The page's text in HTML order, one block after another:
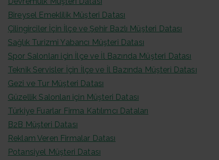
Bireysel Emeklilik Müşteri Datası
Çilingirciler İçin İlçe ve Şehir Bazlı Müşteri Datası
Sağlık Turizmi Yabancı Müşteri Datası
Spor Salonları için İlçe ve İl Bazında Müşteri Datası
Teknik Servisler İçin İlçe ve İl Bazında Müşteri Datası
Gezi ve Tur Müşteri Datası
Güzellik Salonları için Müşteri Datası
Türkiye Fuarlar Firma Katılımcı Dataları
B2B Müşteri Datası
Reklam Veren Firmalar Datası
Potansiyel Müşteri Datası